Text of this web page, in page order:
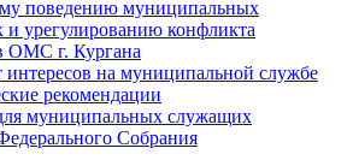
поведению муниципальных
урегулированию конфликта
ОМС г. Кургана
на муниципальной службе
рекомендации
муниципальных служащих
Cобрания